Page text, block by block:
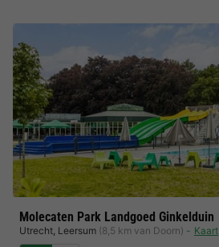
Molecaten Park Landgoed Ginkelduin
Utrecht, Leersum (8,5 km van Doorn) Kaart